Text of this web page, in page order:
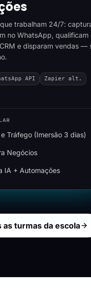
trabalham 24/7:
no WhatsApp, qualificam
e disparam vendas —
API
Zapier alt.
Tráfego (Imersão 3 dias)
Negócios
IA + Automações
as turmas da escola